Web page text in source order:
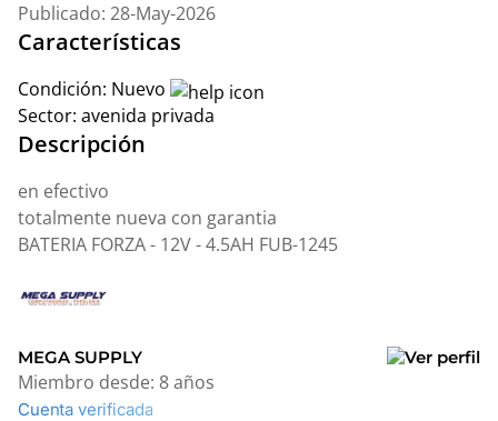
Publicado: 28-May-2026
Características
Condición: Nuevo
Sector: avenida privada
Descripción
en efectivo
totalmente nueva con garantia
BATERIA FORZA - 12V - 4.5AH FUB-1245
MEGA SUPPLY
Miembro desde: 8 años
Cuenta verificada